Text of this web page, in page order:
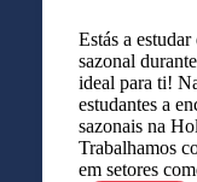
Estás a
sazonal
ideal para ti!
estudantes a
sazonais na
Trabalhamos
em setores